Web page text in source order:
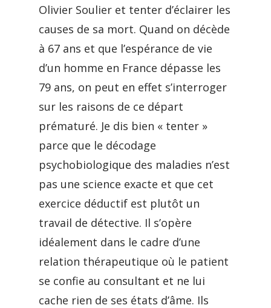
Olivier Soulier et tenter d’éclairer les
causes de sa mort. Quand on décède
à 67 ans et que l’espérance de vie
d’un homme en France dépasse les
79 ans, on peut en effet s’interroger
sur les raisons de ce départ
prématuré. Je dis bien « tenter »
parce que le décodage
psychobiologique des maladies n’est
pas une science exacte et que cet
exercice déductif est plutôt un
travail de détective. Il s’opère
idéalement dans le cadre d’une
relation thérapeutique où le patient
se confie au consultant et ne lui
cache rien de ses états d’âme. Ils